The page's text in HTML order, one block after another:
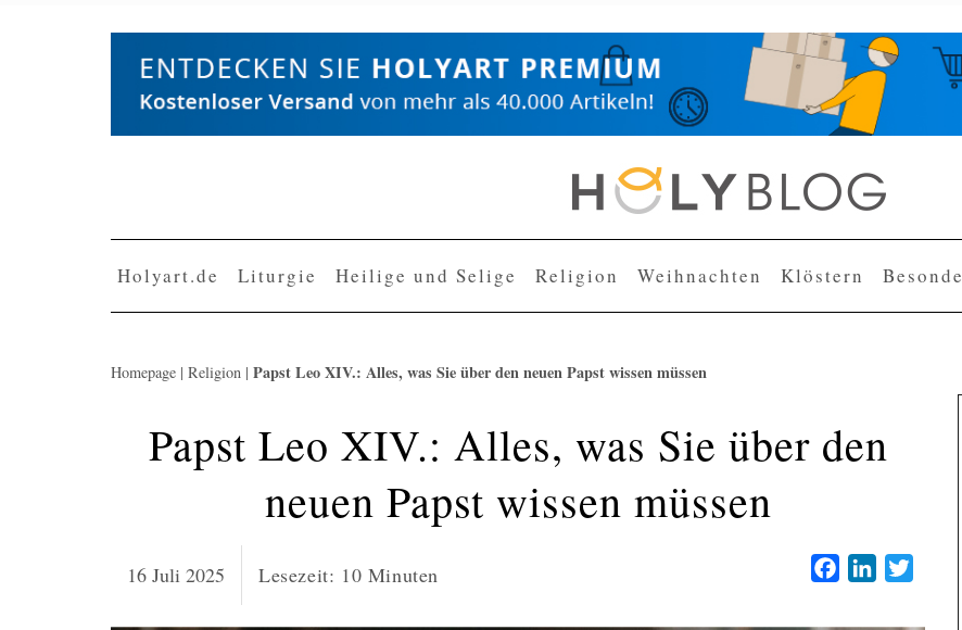
Holyart.de Liturgie Heilige und Selige Religion Weihnachten Klöstern
Homepage | Religion | Papst Leo XIV.: Alles, was Sie über den neuen Papst wissen müssen
Papst Leo XIV.: Alles, was Sie über den
neuen Papst wissen müssen
16 Juli 2025 Lesezeit: 10 Minuten FacebookLinkedIn